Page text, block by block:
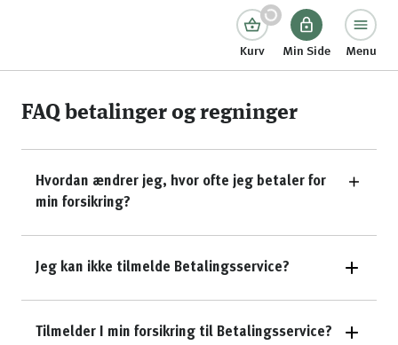
Kurv Min Side Menu
FAQ betalinger og regninger
Hvordan ændrer jeg, hvor ofte jeg betaler for
min forsikring?
Jeg kan ikke tilmelde Betalingsservice?
Tilmelder I min forsikring til Betalingsservice?